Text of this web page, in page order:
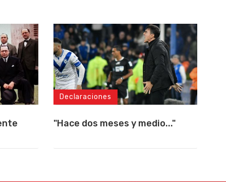
Declaraciones
"Hace dos meses y medio..."